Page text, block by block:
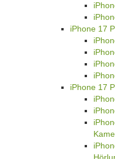
iPhone 17
iPhone 17